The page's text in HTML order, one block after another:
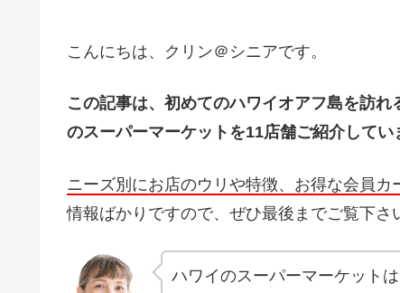
こんにちは、クリン＠シニアです。
この記事は、初めてのハワイオアフ島を訪
のスーパーマーケットを11店舗ご紹介してい
ニーズ別にお店のウリや特徴、お得な会員
情報ばかりですので、ぜひ最後までご覧下さ
ハワイのスーパーマーケットは